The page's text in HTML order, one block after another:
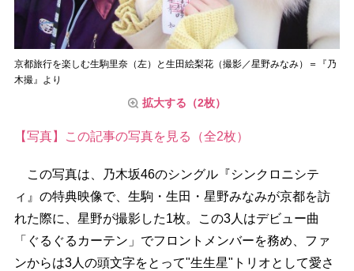
京都旅行を楽しむ生駒里奈（左）と生田絵梨花（撮影／星野みなみ）＝『乃
木撮』より
拡大する（2枚）
【写真】この記事の写真を見る（全2枚）
この写真は、乃木坂46のシングル『シンクロニシテ
ィ』の特典映像で、生駒・生田・星野みなみが京都を訪
れた際に、星野が撮影した1枚。この3人はデビュー曲
「ぐるぐるカーテン」でフロントメンバーを務め、ファ
ンからは3人の頭文字をとって"生生星"トリオとして愛さ